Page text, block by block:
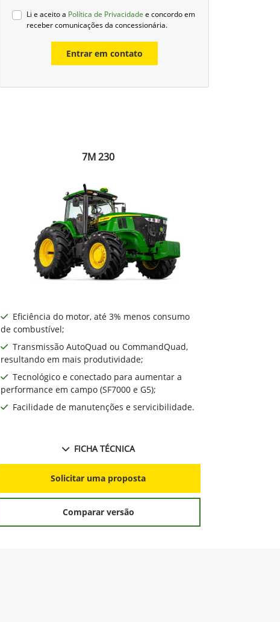
Li e aceito a Política de Privacidade e concordo em
receber comunicações da concessionária.
Entrar em contato
7M 230
Eficiência do motor, até 3% menos consumo
de combustível;
Transmissão AutoQuad ou CommandQuad,
resultando em mais produtividade;
Tecnológico e conectado para aumentar a
performance em campo (SF7000 e G5);
Facilidade de manutenções e servicibilidade.
FICHA TÉCNICA
Solicitar uma proposta
Comparar versão